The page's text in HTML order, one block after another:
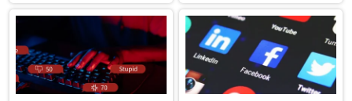
物？人類喜好決定哪
些動物「揹黑鍋」
西方人試圖用「煉
乳」配上那塊無味的
白色豆腐